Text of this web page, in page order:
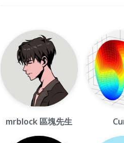
mrblock 區塊先生